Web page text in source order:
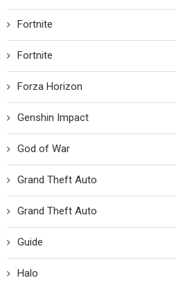
Fortnite
Fortnite
Forza Horizon
Genshin Impact
God of War
Grand Theft Auto
Grand Theft Auto
Guide
Halo